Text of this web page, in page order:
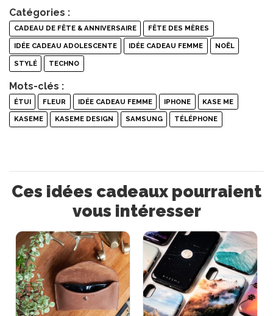
Catégories :
CADEAU DE FÊTE & ANNIVERSAIRE FÊTE DES MÈRES
IDÉE CADEAU ADOLESCENTE IDÉE CADEAU FEMME NOËL
STYLÉ TECHNO
Mots-clés :
ÉTUI FLEUR IDÉE CADEAU FEMME IPHONE KASE ME
KASEME KASEME DESIGN SAMSUNG TÉLÉPHONE
Ces idées cadeaux pourraient
vous intéresser